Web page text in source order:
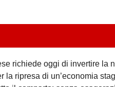
richiede oggi di invertire la
ripresa di un’economia